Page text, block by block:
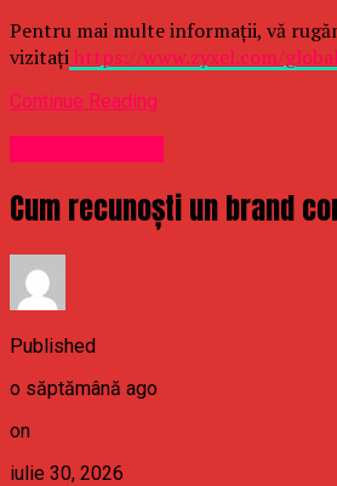
Pentru mai multe informații, vă
vizitațihttps://www.zyxel.com/
Continue Reading
Cum recunoști un brand
Published
o săptămână ago
on
iulie 30, 2026